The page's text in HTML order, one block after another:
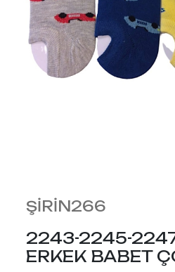
ŞİRİN266
2243-2245-
ERKEK BABET